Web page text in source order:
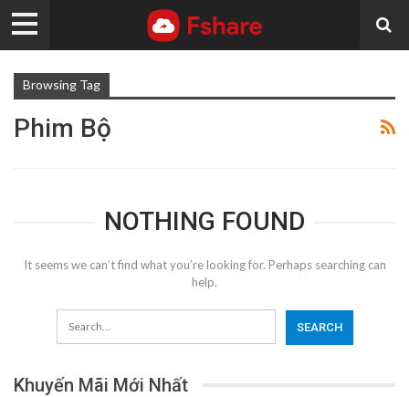
Browsing Tag
Phim Bộ
NOTHING FOUND
It seems we can’t find what you’re looking for. Perhaps searching can
help.
Khuyến Mãi Mới Nhất